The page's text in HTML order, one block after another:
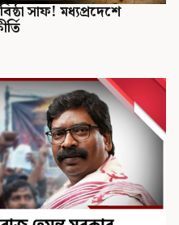
সাফ! মধ্যপ্রদেশে